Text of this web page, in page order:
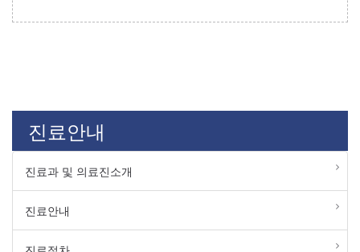
진료안내
진료과 및 의료진소개
진료안내